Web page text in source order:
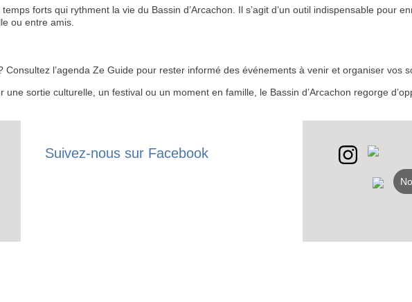
RECEVEZ
LES
forts qui rythment la vie du Bassin d’Arcachon. Il s’agit d’un outil indispensable pour
ou entre amis.
l’agenda Ze Guide pour rester informé des événements à venir et organiser vos
sortie culturelle, un festival ou un moment en famille, le Bassin d’Arcachon regorge
Suivez-nous sur Facebook